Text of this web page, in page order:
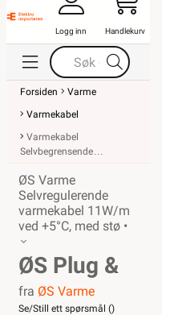
Logg inn Handlekurv
Forsiden
Varme
Varmekabel
Varmekabel
Selvbegrensende
ØS Varme
Selvregulerende
varmekabel 11W/m
ved +5°C, med stø •
ØS Plug &
Play
fra ØS Varme
Se/Still ett spørsmål ()